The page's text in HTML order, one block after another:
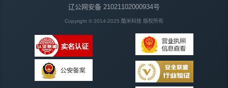
辽公网安备 21021102000934号
Copyright © 2014-2025 酷米科技 版权所有